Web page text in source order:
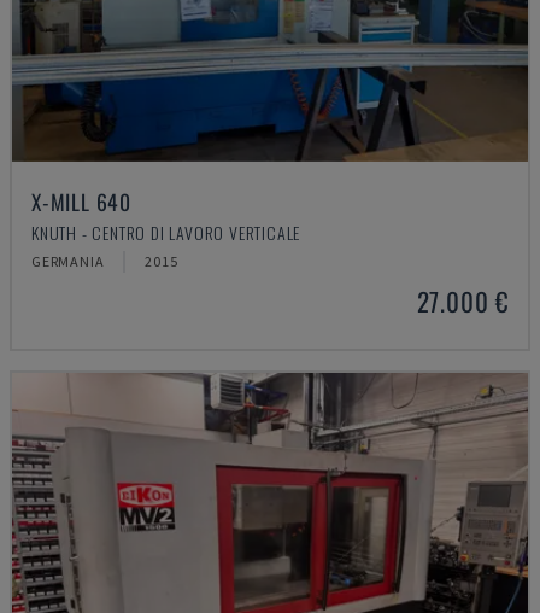
X-MILL 640
KNUTH - CENTRO DI LAVORO VERTICALE
GERMANIA 2015
27.000 €